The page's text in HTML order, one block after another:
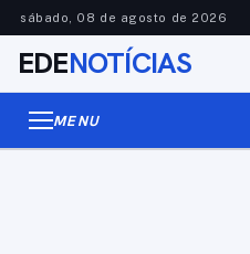
sábado, 08 de agosto de 2026
EDENOTÍCIAS
MENU